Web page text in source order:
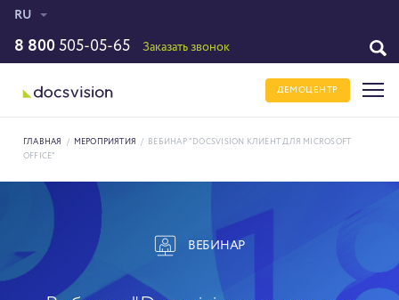
RU
8 800 505-05-65 Заказать звонок
ДЕМОЦЕНТР
ГЛАВНАЯ / МЕРОПРИЯТИЯ /
ВЕБИНАР "DOCSVISION КЛИЕНТ ДЛЯ MICROSOFT
OFFICE"
ВЕБИНАР